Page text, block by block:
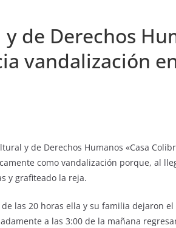
de Derechos
vandalización
y de Derechos Humanos «Casa
como vandalización porque, al
y grafiteado la reja.
las 20 horas ella y su familia dejaron
a las 3:00 de la mañana